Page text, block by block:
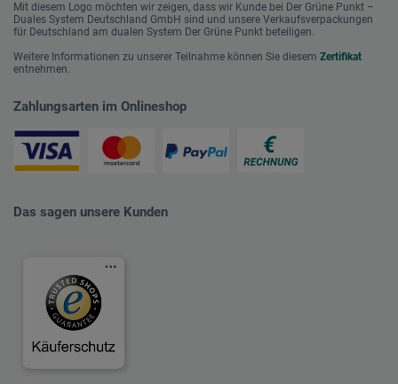
Mit diesem Logo möchten wir zeigen, dass wir Kunde bei Der Grüne Punkt –
Duales System Deutschland GmbH sind und unsere Verkaufsverpackungen
für Deutschland am dualen System Der Grüne Punkt beteiligen.
Weitere Informationen zu unserer Teilnahme können Sie diesem Zertifikat
entnehmen.
Zahlungsarten im Onlineshop
Das sagen unsere Kunden